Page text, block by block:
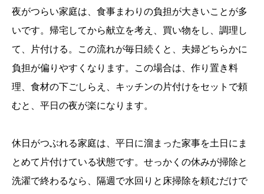
夜がつらい家庭は、食事まわりの負担が大きいことが多
いです。帰宅してから献立を考え、買い物をし、調理し
て、片付ける。この流れが毎日続くと、夫婦どちらかに
負担が偏りやすくなります。この場合は、作り置き料
理、食材の下ごしらえ、キッチンの片付けをセットで頼
むと、平日の夜が楽になります。
休日がつぶれる家庭は、平日に溜まった家事を土日にま
とめて片付けている状態です。せっかくの休みが掃除と
洗濯で終わるなら、隔週で水回りと床掃除を頼むだけで